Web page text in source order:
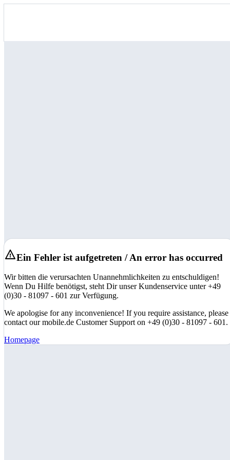
Ein Fehler ist aufgetreten / An error has occurred
Wir bitten die verursachten Unannehmlichkeiten zu entschuldigen!
Wenn Du Hilfe benötigst, steht Dir unser Kundenservice unter +49
(0)30 - 81097 - 601 zur Verfügung.
We apologise for any inconvenience! If you require assistance, please
contact our mobile.de Customer Support on +49 (0)30 - 81097 - 601.
Homepage